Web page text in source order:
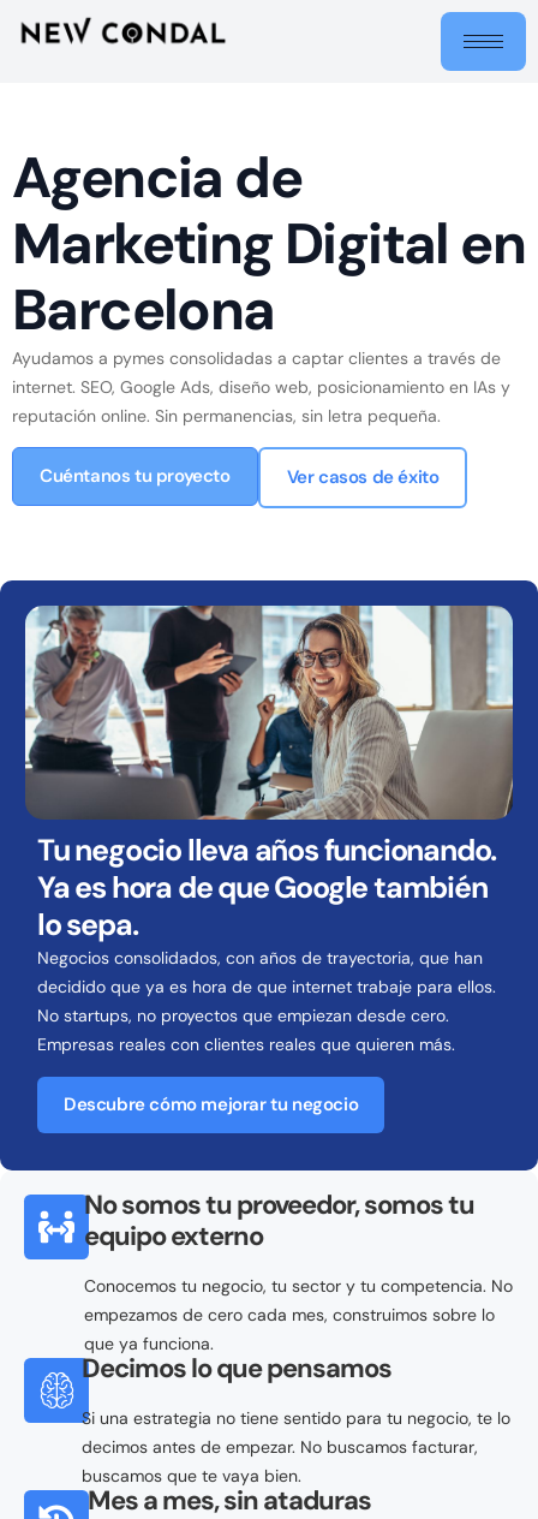
Agencia de
Marketing Digital en
Barcelona
Ayudamos a pymes consolidadas a captar clientes a través de
internet. SEO, Google Ads, diseño web, posicionamiento en IAs y
reputación online. Sin permanencias, sin letra pequeña.
Cuéntanos tu proyecto Ver casos de éxito
Tu negocio lleva años funcionando.
Ya es hora de que Google también
lo sepa.
Negocios consolidados, con años de trayectoria, que han
decidido que ya es hora de que internet trabaje para ellos.
No startups, no proyectos que empiezan desde cero.
Empresas reales con clientes reales que quieren más.
Descubre cómo mejorar tu negocio
No somos tu proveedor, somos tu
equipo externo
Conocemos tu negocio, tu sector y tu competencia. No
empezamos de cero cada mes, construimos sobre lo
que ya funciona.
Decimos lo que pensamos
Si una estrategia no tiene sentido para tu negocio, te lo
decimos antes de empezar. No buscamos facturar,
buscamos que te vaya bien.
Mes a mes, sin ataduras